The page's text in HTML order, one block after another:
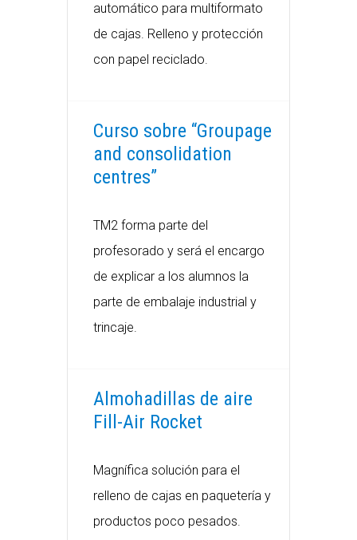
automático para multiformato
de cajas. Relleno y protección
con papel reciclado.
Curso sobre “Groupage
and consolidation
centres”
TM2 forma parte del
profesorado y será el encargo
de explicar a los alumnos la
parte de embalaje industrial y
trincaje.
Almohadillas de aire
Fill-Air Rocket
Magnífica solución para el
relleno de cajas en paquetería y
productos poco pesados.